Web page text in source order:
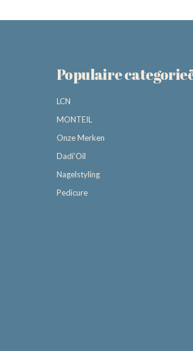
Populaire
LCN
MONTEIL
Onze Merken
Dadi’Oil
Nagelstyling
Pedicure